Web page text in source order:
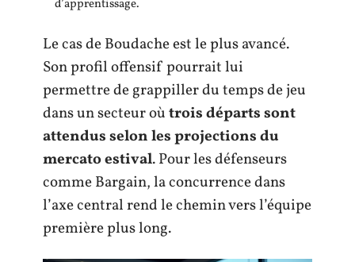
d’apprentissage.
Le cas de Boudache est le plus avancé.
Son profil offensif pourrait lui
permettre de grappiller du temps de jeu
dans un secteur oùtrois départs sont
attendus selon les projections du
mercato estival. Pour les défenseurs
comme Bargain, la concurrence dans
l’axe central rend le chemin vers l’équipe
première plus long.